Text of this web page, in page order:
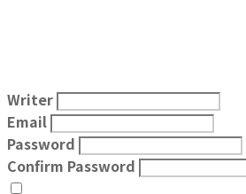
Writer
Email
Password
Confirm Password